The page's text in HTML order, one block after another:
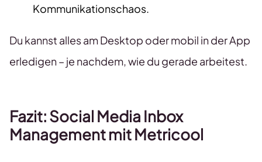
Kommunikationschaos.
Du kannst alles am Desktop oder mobil in der App
erledigen – je nachdem, wie du gerade arbeitest.
Fazit: Social Media Inbox
Management mit Metricool